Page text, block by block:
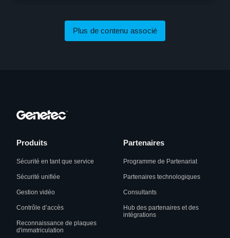
Plus de contenu associé
Produits
Sécurité en tant que service
Sécurité unifiée
Gestion vidéo
Contrôle d’accès
Reconnaissance de plaques
d'immatriculation
Partenaires
Programme de Partenariat
Partenaires technologiques
Consultants
Hub des partenaires et des
intégrations